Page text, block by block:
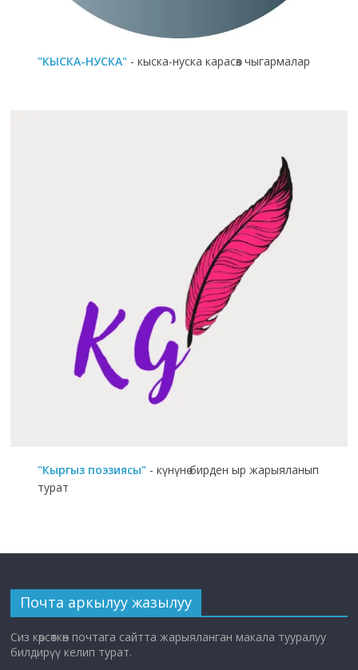
"КЫСКА-НУСКА" - кыска-нуска карасөз чыгармалар
"Кыргыз поэзиясы" - күнүнө бирден ыр жарыяланып
турат
Почта аркылуу жазылуу
Сиз көрсөткөн почтага сайтта жарыяланган макала тууралуу
билдирүү келип турат.